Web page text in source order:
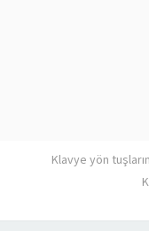
Klavye yön